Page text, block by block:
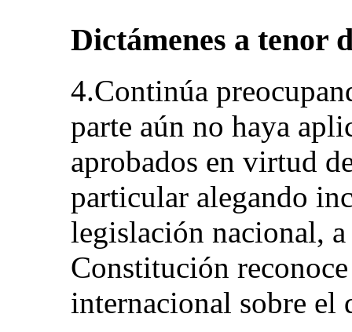
Dictámenes a tenor
4.Continúa
parte aún no haya
aprobados en virtud
particular alegando
legislación nacional, a
Constitución
internacional sobre el